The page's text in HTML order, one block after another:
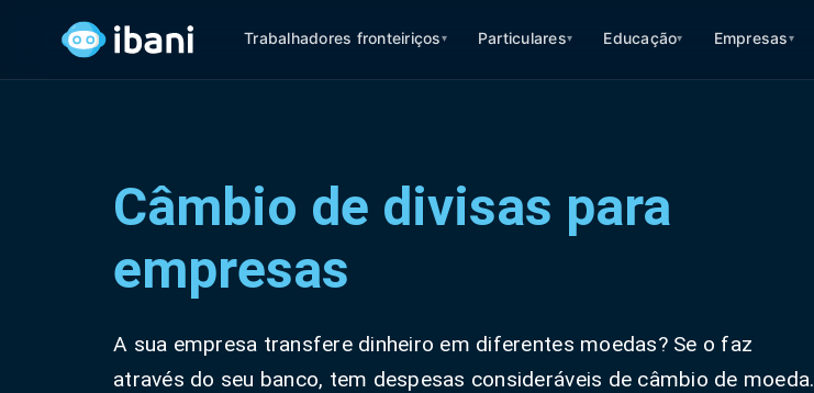
Trabalhadores fronteiriços▾ Particulares▾ Educação▾ Empresas▾
Câmbio de divisas para
empresas
A sua empresa transfere dinheiro em diferentes moedas? Se o faz
através do seu banco, tem despesas consideráveis de câmbio de moeda.